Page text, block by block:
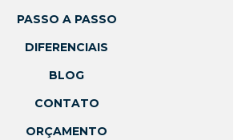
PASSO A PASSO
DIFERENCIAIS
BLOG
CONTATO
ORÇAMENTO